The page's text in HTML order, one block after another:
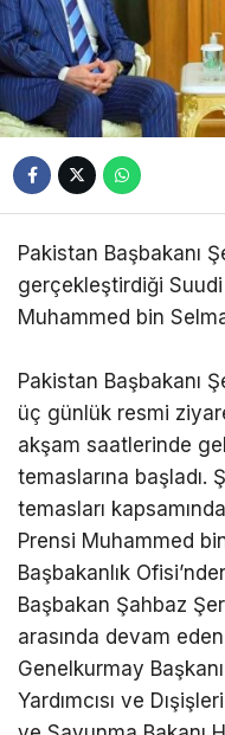
Pakistan Başbakanı
gerçekleştirdiği
Muhammed bin
Pakistan Başbakanı
üç günlük resmi
akşam saatlerinde
temaslarına başladı.
temasları
Prensi Muhammed
Başbakanlık
Başbakan Şahbaz
arasında devam
Genelkurmay
Yardımcısı ve